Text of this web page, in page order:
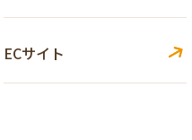
ECサイト